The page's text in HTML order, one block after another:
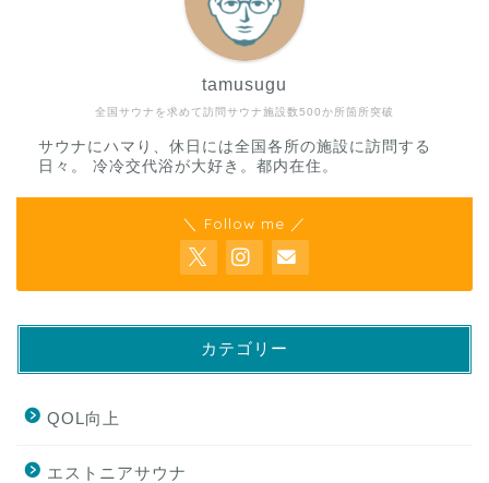
全国サウナを求めて訪問サウナ施設数500か所箇所突破
tamusugu
サウナにハマり、休日には全国各所の施設に訪問する
日々。 冷冷交代浴が大好き。都内在住。
＼ Follow me ／
カテゴリー
QOL向上
エストニアサウナ